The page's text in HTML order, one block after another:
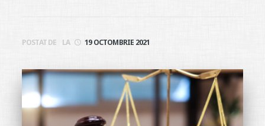
POSTAT DE LA 19 OCTOMBRIE 2021